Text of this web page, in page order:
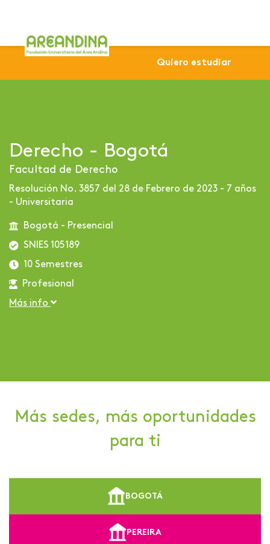
Sede Bogotá Derecho -
Derecho - Bogotá
Facultad de Derecho
Resolución No. 3857 del 28 de Febrero de 2023 - 7 años
- Universitaria
Bogotá - Presencial
SNIES 105189
10 Semestres
Profesional
Más info
Más sedes, más oportunidades
para ti
BOGOTÁ
PEREIRA
Quiero estudiar